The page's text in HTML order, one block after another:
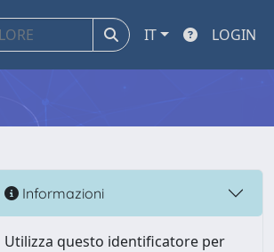
IT LOGIN
Informazioni
Utilizza questo identificatore per